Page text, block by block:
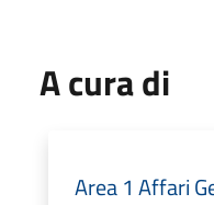
A cura di
Area 1 Affari